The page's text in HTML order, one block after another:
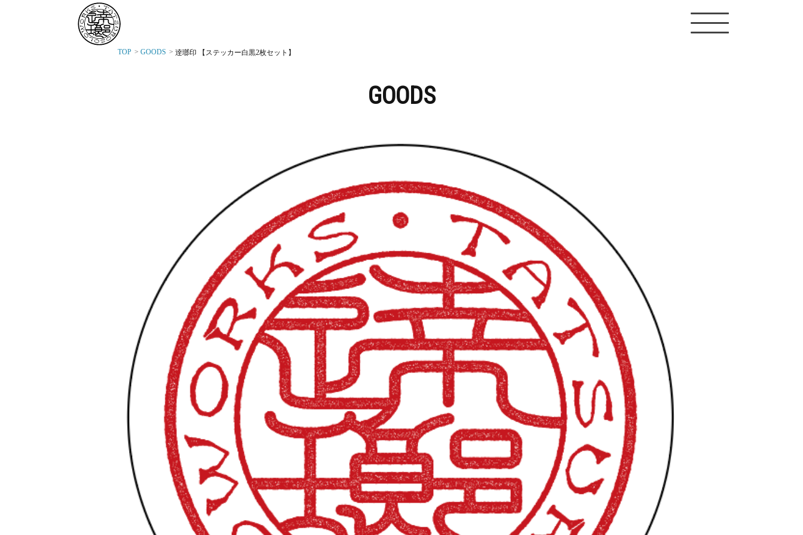
TOP GOODS 逹瑯印 【ステッカー白黒2枚セット】
GOODS